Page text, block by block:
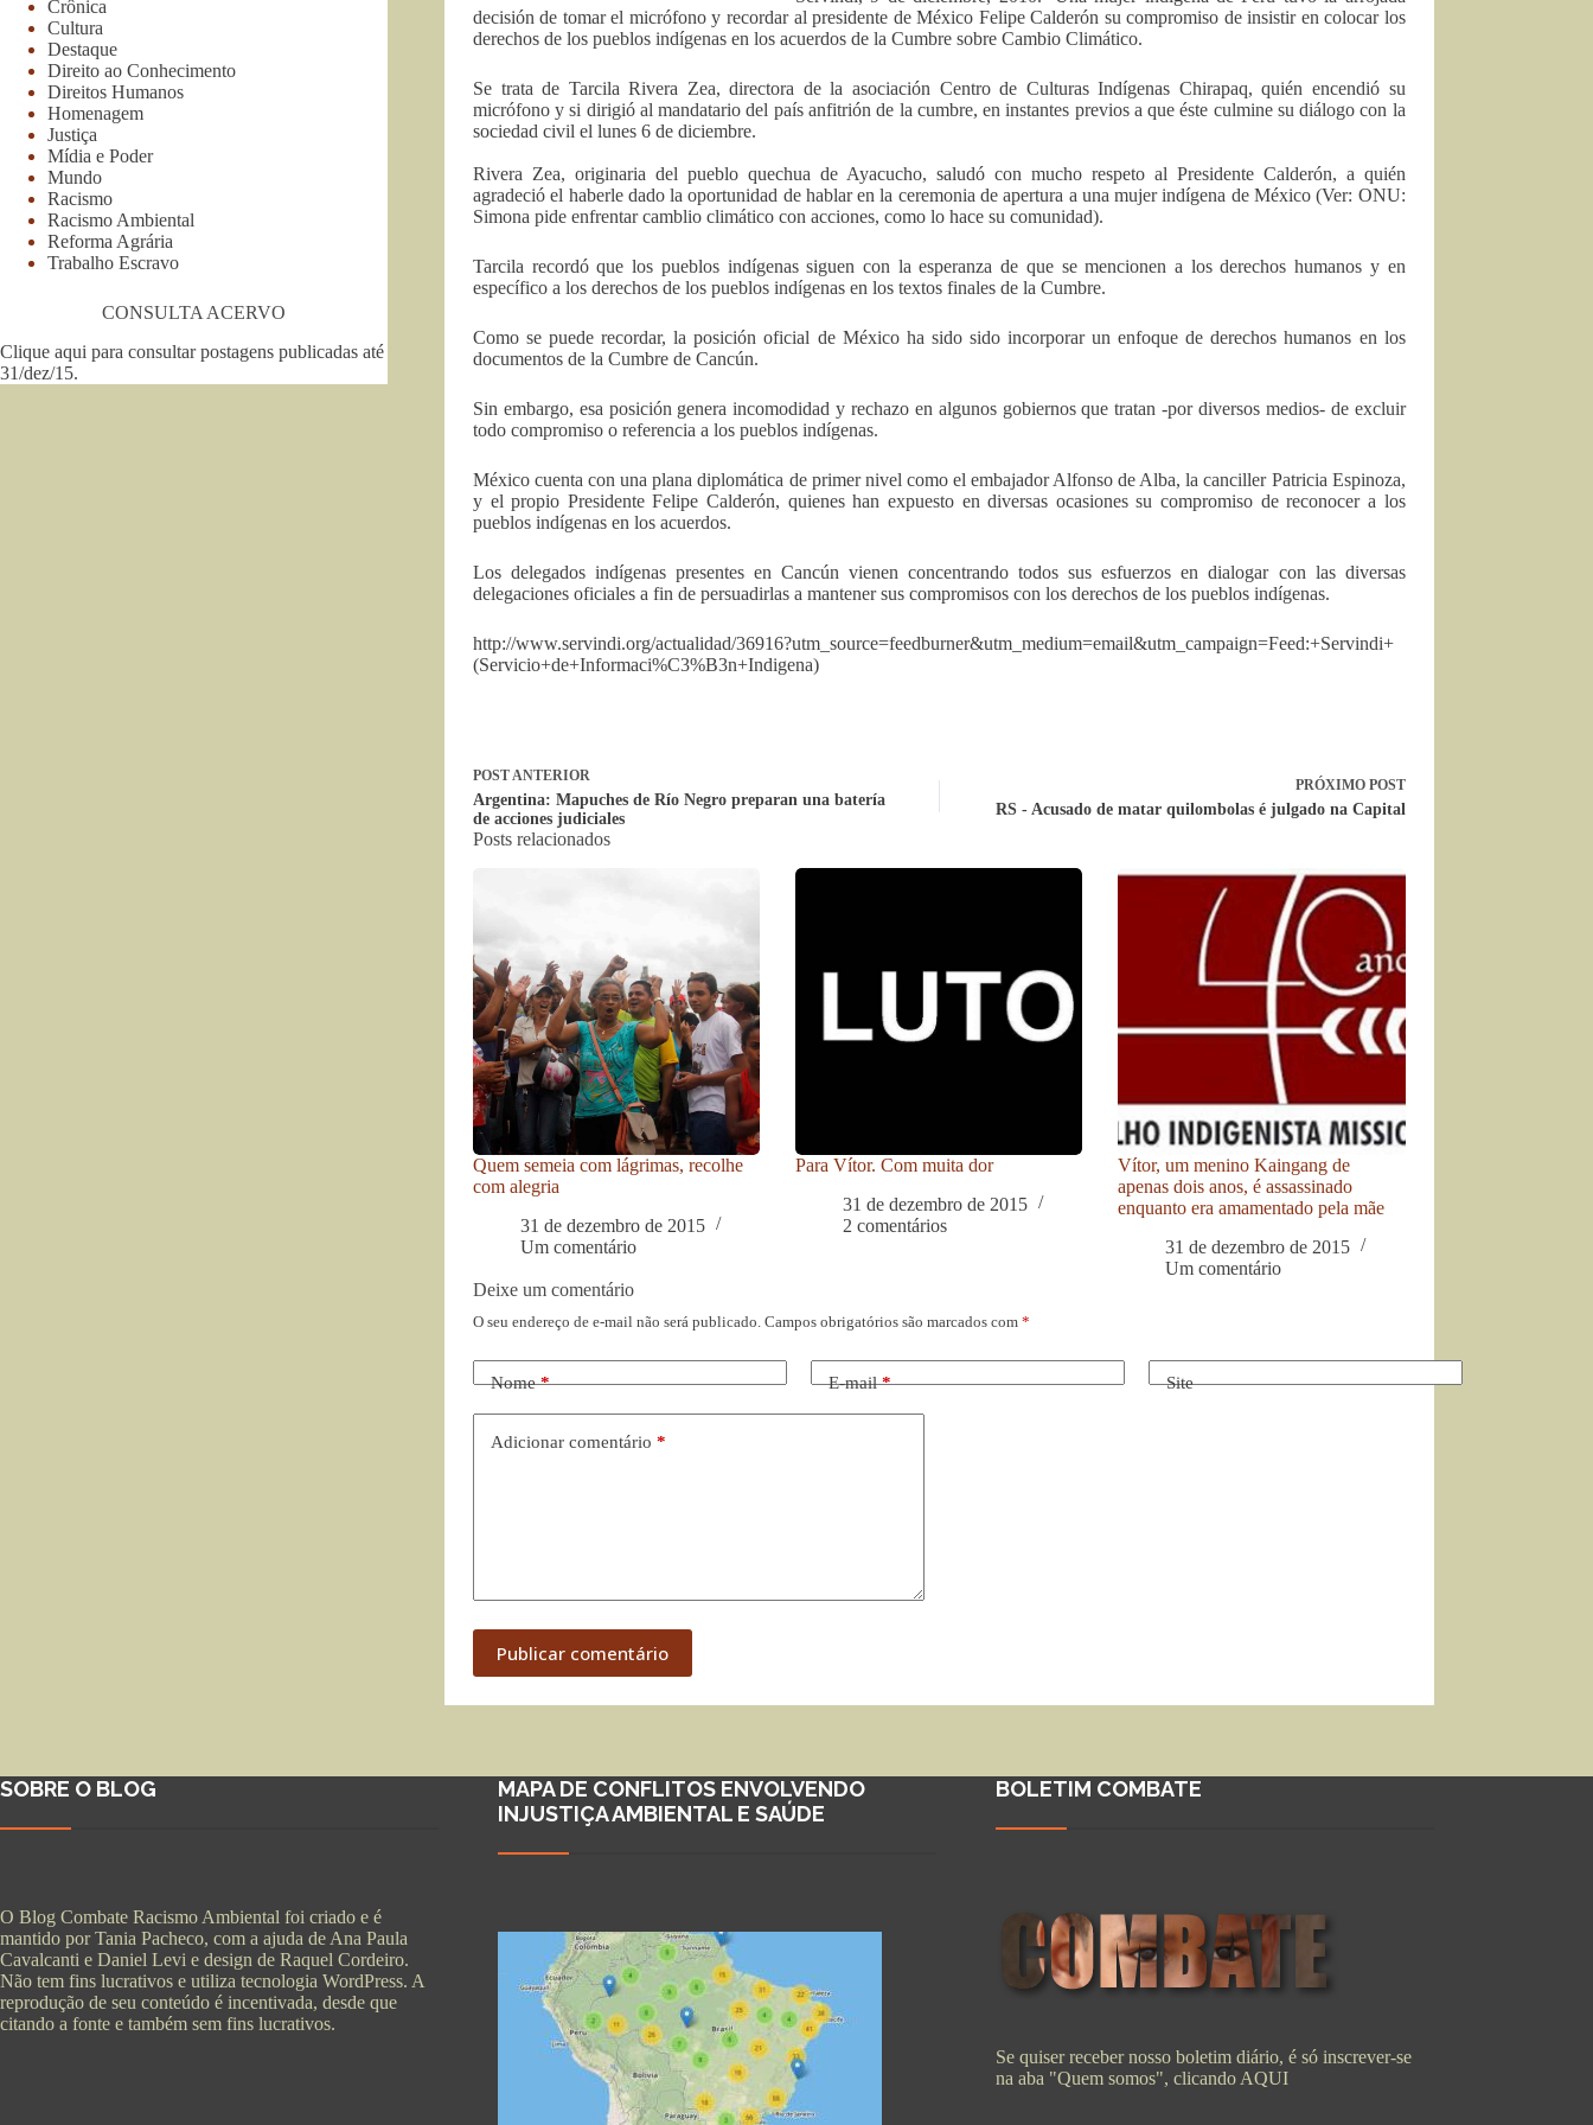
decisión de tomar el micrófono y recordar al presidente de México Felipe Calderón su compromiso de insistir en colocar los
derechos de los pueblos indígenas en los acuerdos de la Cumbre sobre Cambio Climático.
Se trata de Tarcila Rivera Zea, directora de la asociación Centro de Culturas Indígenas Chirapaq, quién encendió su
micrófono y si dirigió al mandatario del país anfitrión de la cumbre, en instantes previos a que éste culmine su diálogo con la
sociedad civil el lunes 6 de diciembre.
Rivera Zea, originaria del pueblo quechua de Ayacucho, saludó con mucho respeto al Presidente Calderón, a quién
agradeció el haberle dado la oportunidad de hablar en la ceremonia de apertura a una mujer indígena de México (Ver: ONU:
Simona pide enfrentar camblio climático con acciones, como lo hace su comunidad).
Tarcila recordó que los pueblos indígenas siguen con la esperanza de que se mencionen a los derechos humanos y en
específico a los derechos de los pueblos indígenas en los textos finales de la Cumbre.
Como se puede recordar, la posición oficial de México ha sido sido incorporar un enfoque de derechos humanos en los
documentos de la Cumbre de Cancún.
Sin embargo, esa posición genera incomodidad y rechazo en algunos gobiernos que tratan -por diversos medios- de excluir
todo compromiso o referencia a los pueblos indígenas.
México cuenta con una plana diplomática de primer nivel como el embajador Alfonso de Alba, la canciller Patricia Espinoza,
y el propio Presidente Felipe Calderón, quienes han expuesto en diversas ocasiones su compromiso de reconocer a los
pueblos indígenas en los acuerdos.
Los delegados indígenas presentes en Cancún vienen concentrando todos sus esfuerzos en dialogar con las diversas
delegaciones oficiales a fin de persuadirlas a mantener sus compromisos con los derechos de los pueblos indígenas.
http://www.servindi.org/actualidad/36916?utm_source=feedburner&utm_medium=email&utm_campaign=Feed:+Servindi+
(Servicio+de+Informaci%C3%B3n+Indigena)
POSTANTERIOR
Argentina: Mapuches de Río Negro preparan una batería
de acciones judiciales
PRÓXIMO POST
RS - Acusado de matar quilombolas é julgado na Capital
Posts relacionados
Quem semeia com lágrimas, recolhe
com alegria
31 de dezembro de 2015
Um comentário
Para Vítor. Com muita dor
31 de dezembro de 2015
2 comentários
Vítor, um menino Kaingang de
apenas dois anos, é assassinado
enquanto era amamentado pela mãe
31 de dezembro de 2015
Um comentário
Deixe um comentário
O seu endereço de e-mail não será publicado. Campos obrigatórios são marcados com *
Nome* E-mail* Site
Adicionar comentário *
Publicar comentário
Crônica
Cultura
Destaque
Direito ao Conhecimento
Direitos Humanos
Homenagem
Justiça
Mídia e Poder
Mundo
Racismo
Racismo Ambiental
Reforma Agrária
Trabalho Escravo
CONSULTA ACERVO
Clique aqui para consultar postagens publicadas até
31/dez/15.
SOBRE O BLOG
O Blog Combate Racismo Ambiental foi criado e é
mantido por Tania Pacheco, com a ajuda de Ana Paula
Cavalcanti e Daniel Levi e design de Raquel Cordeiro.
Não tem fins lucrativos e utiliza tecnologia WordPress. A
reprodução de seu conteúdo é incentivada, desde que
citando a fonte e também sem fins lucrativos.
MAPA DE CONFLITOS ENVOLVENDO
INJUSTIÇA AMBIENTAL E SAÚDE
BOLETIM COMBATE
Se quiser receber nosso boletim diário, é só inscrever-se
na aba "Quem somos", clicando AQUI